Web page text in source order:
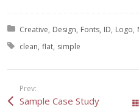
Posted in:
Creative Design Fonts ID Logo
Tagged with:
clean flat simple
Prev:
Sample Case Study